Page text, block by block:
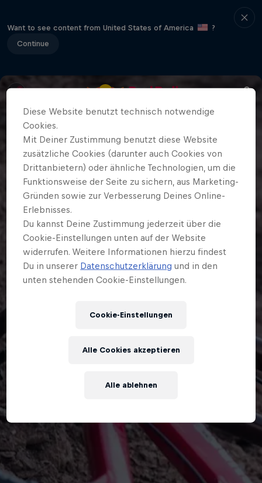
Want to see content from United States of America
?
Continue
Diese Website benutzt technisch notwendige
Cookies.
Mit Deiner Zustimmung benutzt diese Website
zusätzliche Cookies (darunter auch Cookies von
Drittanbietern) oder ähnliche Technologien, um die
Funktionsweise der Seite zu sichern, aus Marketing-
Gründen sowie zur Verbesserung Deines Online-
Erlebnisses.
Du kannst Deine Zustimmung jederzeit über die
Cookie-Einstellungen unten auf der Website
widerrufen. Weitere Informationen hierzu findest
Du in unserer Datenschutzerklärung und in den
unten stehenden Cookie-Einstellungen.
Cookie-Einstellungen
Alle ablehnen
Alle Cookies akzeptieren